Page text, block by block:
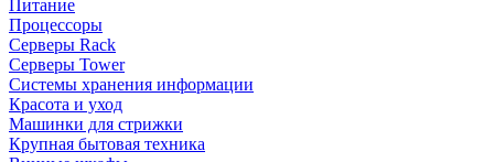
Питание
Процессоры
Серверы Rack
Серверы Tower
Системы хранения информации
Красота и уход
Машинки для стрижки
Крупная бытовая техника